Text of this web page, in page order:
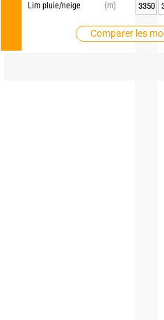
Lim pluie/neige
(m)
Comparer les
3350